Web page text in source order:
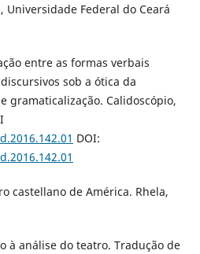
Universidade Federal do Ceará
entre as formas verbais
sob a ótica da
gramaticalização. Calidoscópio,
DOI:
castellano de América. Rhela,
à análise do teatro. Tradução de